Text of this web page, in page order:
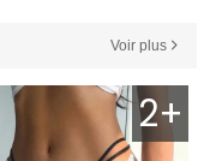
Voir plus
2+